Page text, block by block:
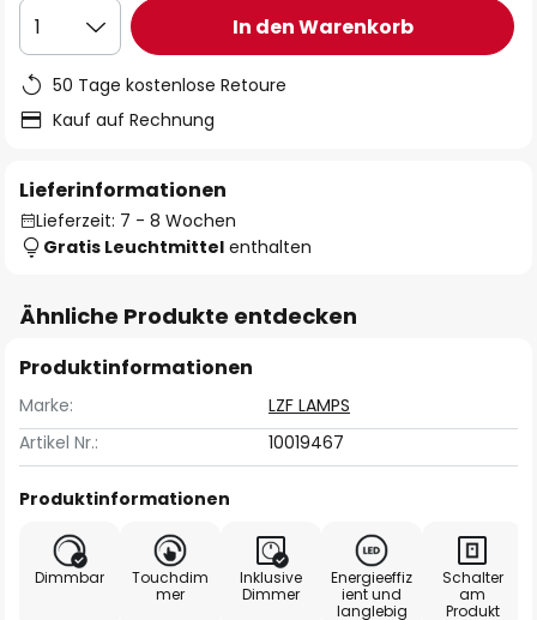
1 In den Warenkorb
50 Tage kostenlose Retoure
Kauf auf Rechnung
Lieferinformationen
Lieferzeit: 7 - 8 Wochen
Gratis Leuchtmittel enthalten
Ähnliche Produkte entdecken
Produktinformationen
Marke:
LZF LAMPS
Artikel Nr.:
10019467
Produktinformationen
Dimmbar
Touchdim
mer
Inklusive
Dimmer
Energieeffiz
ient und
langlebig
Schalter
am
Produkt